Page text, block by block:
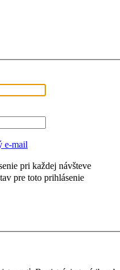
e-mail
pri každej návšteve
pre toto prihlásenie